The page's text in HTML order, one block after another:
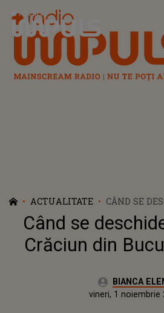
Radio Impuls
ACTUALITATE
CÂND SE
CRĂCIUN
Când se
Crăciun din
Autor:BIANCA
joi, 31 octombrie 2024Actualizat:
vineri, 1 noiembrie